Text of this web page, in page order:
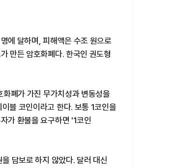
에 달하며, 피해액은 수조 원으로
만든 암호화폐다. 한국인 권도형
폐가 가진 무가치성과 변동성을
블 코인이라고 한다. 보통 1코인을
가 환불을 요구하면 '1코인
담보로 하지 않았다. 달러 대신